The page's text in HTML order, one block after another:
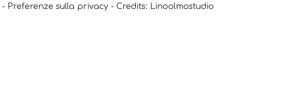
- Preferenze sulla privacy - Credits: Linoolmostudio